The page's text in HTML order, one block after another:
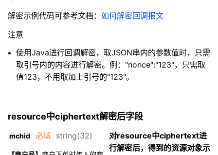
解密示例代码可参考文档： 如何解密回调报文
注意
使用Java进行回调解密，取JSON串内的参数值时，只需
取引号内的内容进行解密。例："nonce":"123"，只需取
值123，不用取加上引号的"123"。
resource中ciphertext解密后字段
mchid 必填 string(32)
对resource中ciphertext进
行解密后，得到的资源对象示